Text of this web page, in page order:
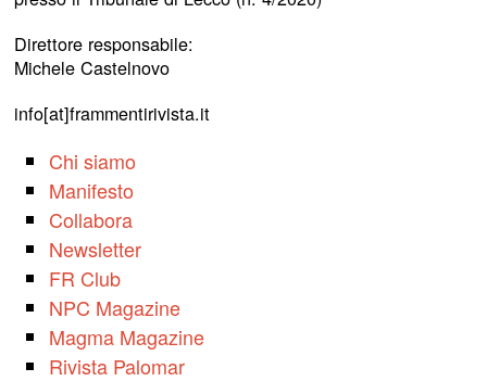
Direttore responsabile:
Michele Castelnovo
info[at]frammentirivista.it
Chi siamo
Manifesto
Collabora
Newsletter
FR Club
NPC Magazine
Magma Magazine
Rivista Palomar